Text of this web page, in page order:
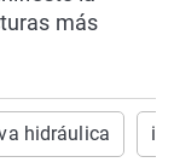
más
hidráulica